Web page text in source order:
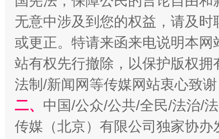
揭开“小金库”的免责幌子
无意中涉及到您的权益，请及
或更正。特请来函来电说明本
站有权先行撤除，以保护版权
法制/新闻网等传媒网站衷心致
二、 中国/公众/公共/全民/法治/
传媒（北京）有限公司独家协